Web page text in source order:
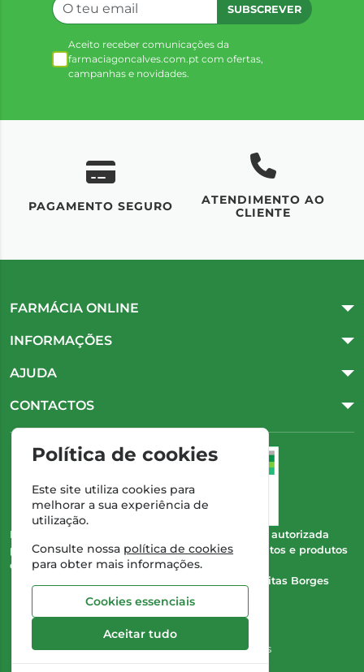
SUBSCREVER
Aceito receber comunicações da
farmaciagoncalves.com.pt com ofertas,
campanhas e novidades.
PAGAMENTO SEGURO
ATENDIMENTO AO
CLIENTE
FARMÁCIA ONLINE
INFORMAÇÕES
AJUDA
CONTACTOS
Esta farmácia (Farmácia Gonçalves) encontra-se autorizada
pelo INFARMED para a dispensa de medicamentos e produtos
de saúde ao domicílio e através da internet.
Dra. Cristina Marta de Freitas Borges
Gonçalves
©2026 Todos os direitos reservados
Política de cookies
Este site utiliza cookies para
melhorar a sua experiência de
utilização.
Consulte nossa política de cookies
para obter mais informações.
Cookies essenciais
Aceitar tudo